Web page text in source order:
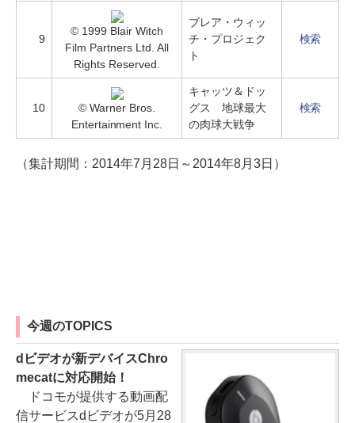
9
© 1999 Blair Witch
Film Partners Ltd. All
Rights Reserved.
ブレア・ウィッ
チ・プロジェク
ト
検索
10
© Warner Bros.
Entertainment Inc.
キャッツ＆ドッ
グス 地球最大
の肉球大戦争
検索
（集計期間：2014年7月28日～2014年8月3日）
今週のTOPICS
dビデオが新デバイスChro
mecatに対応開始！
ドコモが提供する動画配
信サービスdビデオが5月28